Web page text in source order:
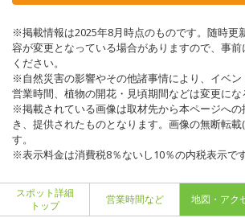
※掲載情報は2025年8月時点のものです。随時更
容が変更となっている場合がありますので、事
ください。
※自然災害の影響やその他諸事情により、イベ
営業時間、植物の開花・見頃期間などは変更にな
※掲載されている画像は取材先から本ページへ
き、提供されたものとなります。画像の無断転
す。
※表示料金は消費税8％ないし10％の内税表示です
スポット詳細
トップ
営業時間など 地図・アク